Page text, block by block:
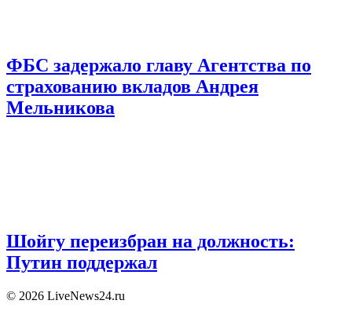
ФБС задержало главу Агентства по
страхованию вкладов Андрея
Мельникова
Шойгу переизбран на должность:
Путин поддержал
© 2026 LiveNews24.ru